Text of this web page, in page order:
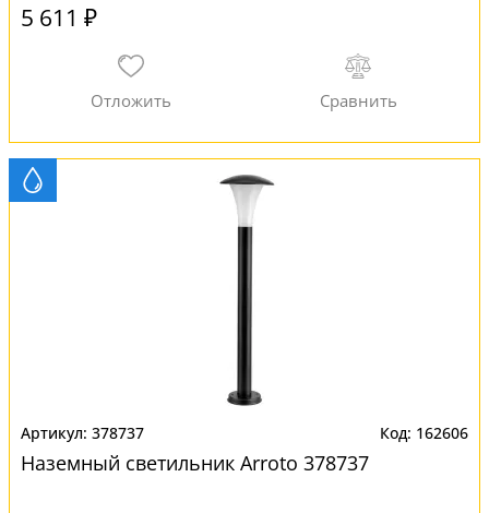
5 611 ₽
378737 162606
Наземный светильник Arroto 378737